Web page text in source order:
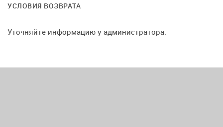
УСЛОВИЯ ВОЗВРАТА
Уточняйте информацию у администратора.